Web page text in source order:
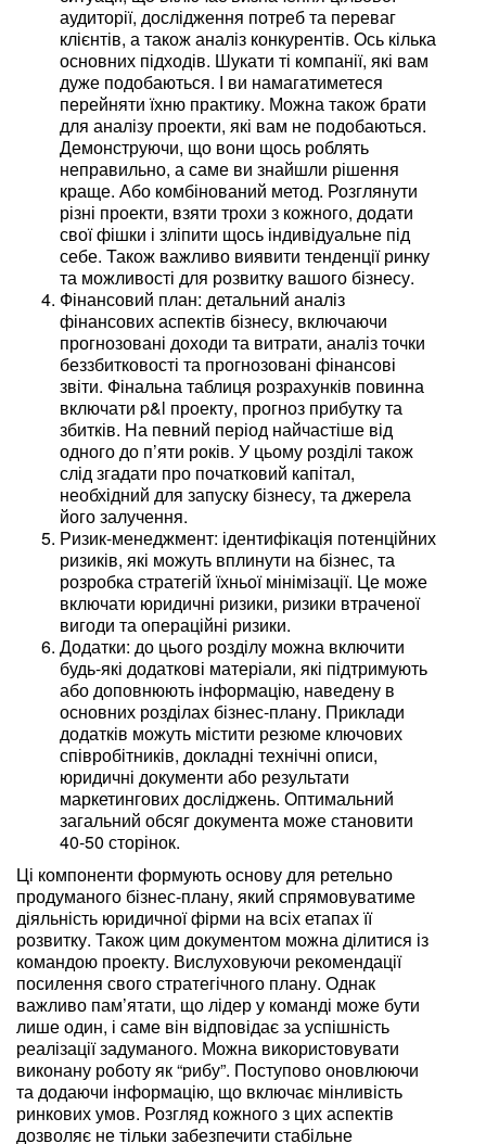
аудиторії, дослідження потреб та переваг
клієнтів, а також аналіз конкурентів. Ось кілька
основних підходів. Шукати ті компанії, які вам
дуже подобаються. І ви намагатиметеся
перейняти їхню практику. Можна також брати
для аналізу проекти, які вам не подобаються.
Демонструючи, що вони щось роблять
неправильно, а саме ви знайшли рішення
краще. Або комбінований метод. Розглянути
різні проекти, взяти трохи з кожного, додати
свої фішки і зліпити щось індивідуальне під
себе. Також важливо виявити тенденції ринку
та можливості для розвитку вашого бізнесу.
Фінансовий план: детальний аналіз
фінансових аспектів бізнесу, включаючи
прогнозовані доходи та витрати, аналіз точки
беззбитковості та прогнозовані фінансові
звіти. Фінальна таблиця розрахунків повинна
включати p&l проекту, прогноз прибутку та
збитків. На певний період найчастіше від
одного до п’яти років. У цьому розділі також
слід згадати про початковий капітал,
необхідний для запуску бізнесу, та джерела
його залучення.
Ризик-менеджмент: ідентифікація потенційних
ризиків, які можуть вплинути на бізнес, та
розробка стратегій їхньої мінімізації. Це може
включати юридичні ризики, ризики втраченої
вигоди та операційні ризики.
Додатки: до цього розділу можна включити
будь-які додаткові матеріали, які підтримують
або доповнюють інформацію, наведену в
основних розділах бізнес-плану. Приклади
додатків можуть містити резюме ключових
співробітників, докладні технічні описи,
юридичні документи або результати
маркетингових досліджень. Оптимальний
загальний обсяг документа може становити
40-50 сторінок.
Ці компоненти формують основу для ретельно
продуманого бізнес-плану, який спрямовуватиме
діяльність юридичної фірми на всіх етапах її
розвитку. Також цим документом можна ділитися із
командою проекту. Вислуховуючи рекомендації
посилення свого стратегічного плану. Однак
важливо пам’ятати, що лідер у команді може бути
лише один, і саме він відповідає за успішність
реалізації задуманого. Можна використовувати
виконану роботу як “рибу”. Поступово оновлюючи
та додаючи інформацію, що включає мінливість
ринкових умов. Розгляд кожного з цих аспектів
дозволяє не тільки забезпечити стабільне